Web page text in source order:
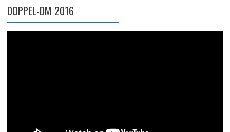
DOPPEL-DM 2016